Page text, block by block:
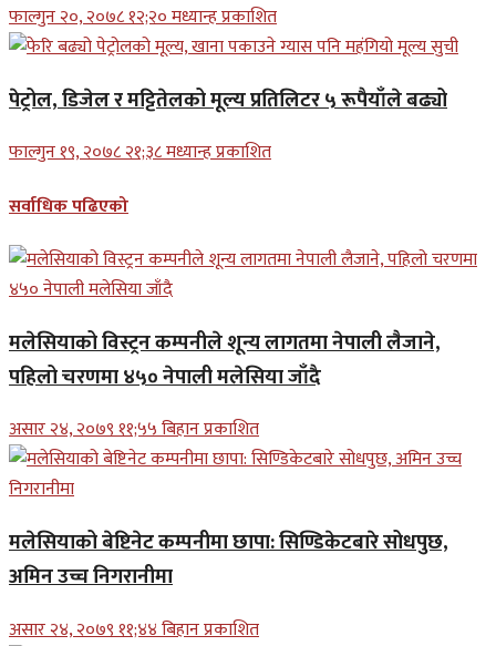
फाल्गुन २०, २०७८ १२;२० मध्यान्ह प्रकाशित
पेट्रोल, डिजेल र मट्टितेलको मूल्य प्रतिलिटर ५ रूपैयाँले बढ्यो
फाल्गुन १९, २०७८ २१;३८ मध्यान्ह प्रकाशित
सर्वाधिक पढिएको
मलेसियाको विस्ट्रन कम्पनीले शून्य लागतमा नेपाली लैजाने,
पहिलो चरणमा ४५० नेपाली मलेसिया जाँदै
असार २४, २०७९ ११;५५ बिहान प्रकाशित
मलेसियाको बेष्टिनेट कम्पनीमा छापा: सिण्डिकेटबारे सोधपुछ,
अमिन उच्च निगरानीमा
असार २४, २०७९ ११;४४ बिहान प्रकाशित